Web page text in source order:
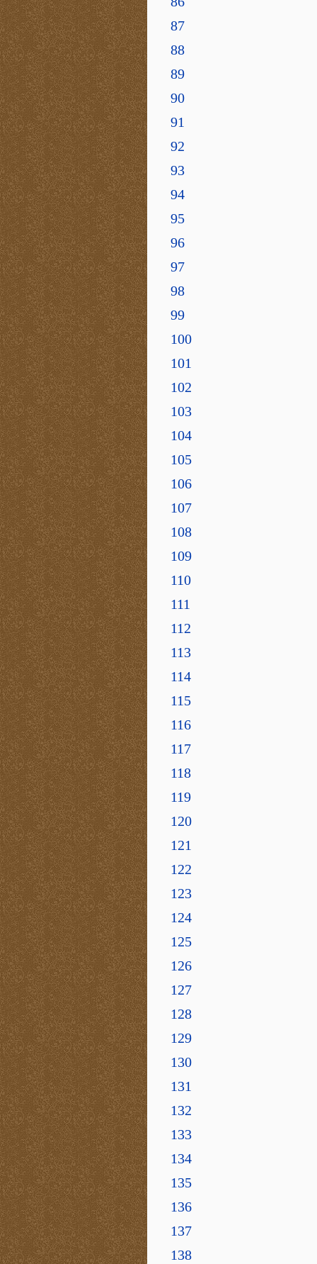
87
88
89
90
91
92
93
94
95
96
97
98
99
100
101
102
103
104
105
106
107
108
109
110
111
112
113
114
115
116
117
118
119
120
121
122
123
124
125
126
127
128
129
130
131
132
133
134
135
136
137
138